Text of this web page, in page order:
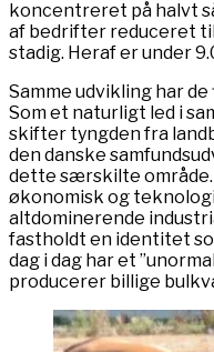
koncentreret på halvt
af bedrifter reduceret til
stadig. Heraf er under
Samme udvikling har
Som et naturligt led i
skifter tyngden fra
den danske
dette særskilte område.
økonomisk og
altdominerende
fastholdt en identitet
dag i dag har et
producerer billige